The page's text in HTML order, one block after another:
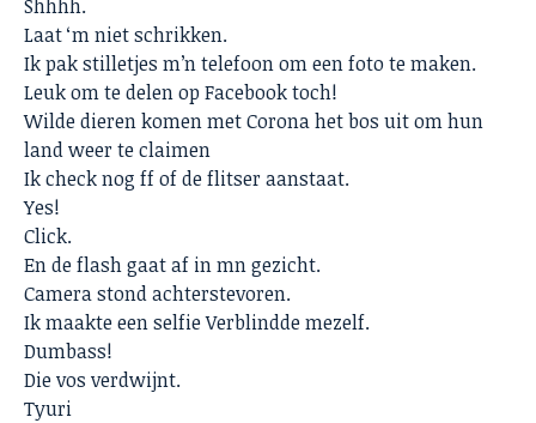
Shhhh.
Laat ‘m niet schrikken.
Ik pak stilletjes m’n telefoon om een foto te maken.
Leuk om te delen op Facebook toch!
Wilde dieren komen met Corona het bos uit om hun
land weer te claimen
Ik check nog ff of de flitser aanstaat.
Yes!
Click.
En de flash gaat af in mn gezicht.
Camera stond achterstevoren.
Ik maakte een selfie Verblindde mezelf.
Dumbass!
Die vos verdwijnt.
Tyuri